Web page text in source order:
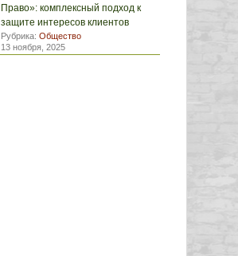
Право»: комплексный подход к
защите интересов клиентов
Рубрика: Общество
13 ноября, 2025